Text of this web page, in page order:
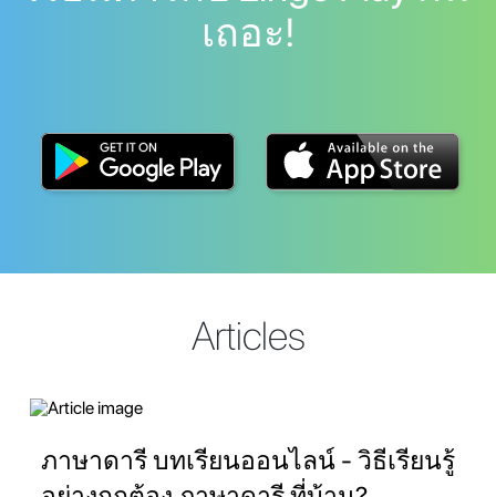
เถอะ!
Articles
ภาษาดารี บทเรียนออนไลน์ - วิธีเรียนรู้